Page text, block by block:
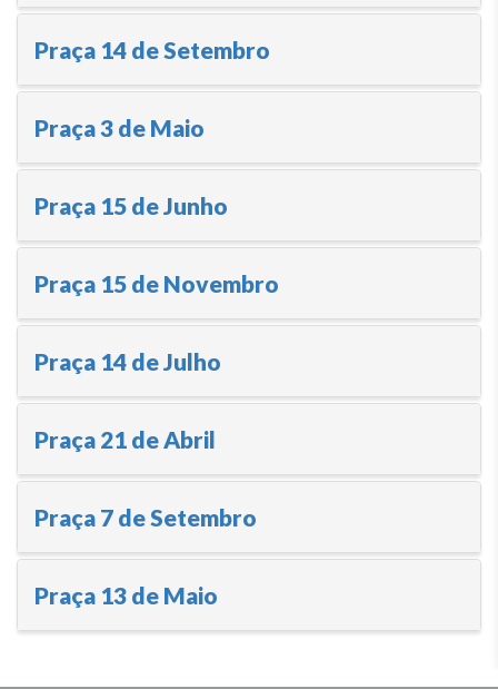
Praça 14 de Setembro
Praça 3 de Maio
Praça 15 de Junho
Praça 15 de Novembro
Praça 14 de Julho
Praça 21 de Abril
Praça 7 de Setembro
Praça 13 de Maio